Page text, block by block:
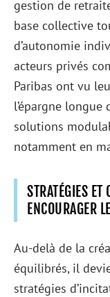
gestion de
base collective
d’autonomie
acteurs privés
Paribas ont vu
l’épargne
solutions
notamment en
STRATÉGIES ET
ENCOURAGER
Au-delà de la
équilibrés, il
stratégies